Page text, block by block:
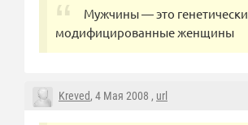
Мужчины — это генетически
модифицированные женщины
Kreved, 4 Мая 2008 , url